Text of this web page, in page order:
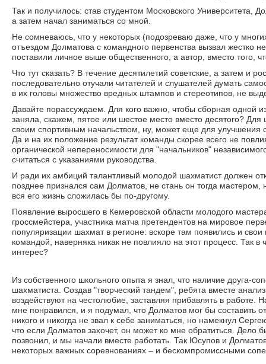
Так и получилось: став студентом Московского Университета,
а затем начал заниматься со мной.
Не сомневаюсь, что у некоторых (подозреваю даже, что у
отъездом Долматова с командного первенства вызвал жестко
поставили личное выше общественного, а автор, вместо того,
Что тут сказать? В течение десятилетий советские, а затем и
последовательно отучали читателей и слушателей думать
в их головы множество вредных штампов и стереотипов, не
Давайте порассуждаем. Для кого важно, чтобы сборная одной
заняла, скажем, пятое или шестое место вместо десятого?
своим спортивным начальством, ну, может еще для улучшения
Да и на их положение результат команды скорее всего не
органической непереносимости для "начальников"
считаться с указаниями руководства.
И ради их амбиций талантливый молодой шахматист должен
позднее признался сам Долматов, не стань он тогда
вся его жизнь сложилась бы по-другому.
Появление выросшего в Кемеровской области молодого
гроссмейстера, участника матча претендентов на мировое
популяризации шахмат в регионе: вскоре там появились и
командой, наверняка никак не повлияло на этот процесс. Так
интерес?
Из собственного школьного опыта я знал, что наличие друга-
шахматиста. Создав "творческий тандем", ребята вместе
воздействуют на честолюбие, заставляя прибавлять в
мне понравился, и я подумал, что Долматов мог бы
никого и никогда не звал к себе заниматься, но намекнул
что если Долматов захочет, он может ко мне обратиться. Дело
позвонил, и мы начали вместе работать. Так Юсупов и
некоторых важных соревнованиях – и бескомпромиссными